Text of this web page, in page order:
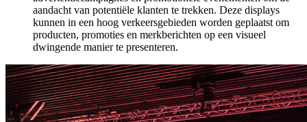
aandacht van potentiële klanten te trekken. Deze displays
kunnen in een hoog verkeersgebieden worden geplaatst om
producten, promoties en merkberichten op een visueel
dwingende manier te presenteren.